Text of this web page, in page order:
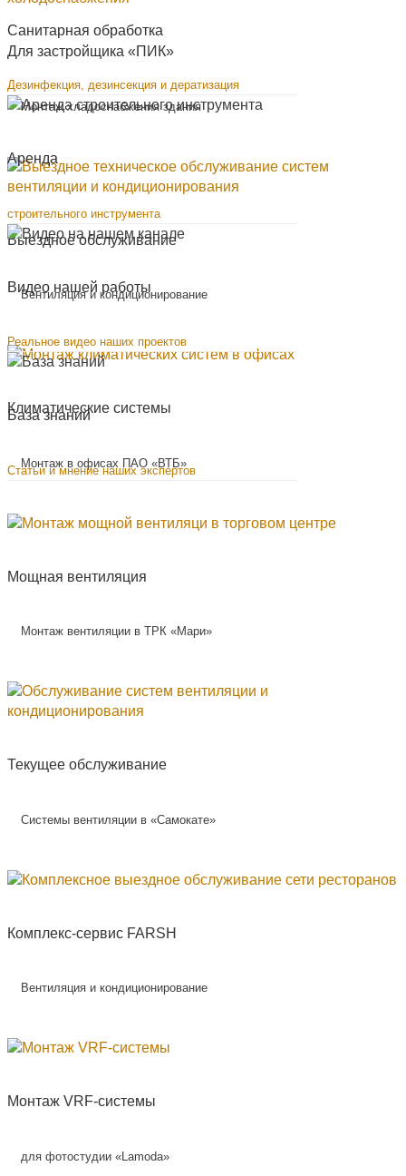
Санитарная обработка
Дезинфекция, дезинсекция и дератизация
Аренда
строительного инструмента
Видео нашей работы
Реальное видео наших проектов
База знаний
Статьи и мнение наших экспертов
Для застройщика «ПИК»
Mонтаж хладоснабжения здания
Выездное обслуживание
Вентиляция и кондиционирование
Климатические системы
Монтаж в офисах ПАО «ВТБ»
Мощная вентиляция
Монтаж вентиляции в ТРК «Мари»
Текущее обслуживание
Системы вентиляции в «Самокате»
Комплекс-сервис FARSH
Вентиляция и кондиционирование
Монтаж VRF-системы
для фотостудии «Lamoda»